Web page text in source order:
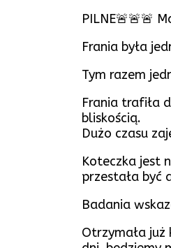
PILNE🚨🚨🚨
Frania była
Tym razem
Frania trafiła
bliskością.
Dużo czasu
Koteczka jest
przestała być
Badania
Otrzymała